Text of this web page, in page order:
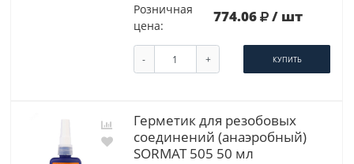
Розничная
цена:
774.06 / шт
- + КУПИТЬ
Герметик для резобовых
соединений (анаэробный)
SORMAT 505 50 мл